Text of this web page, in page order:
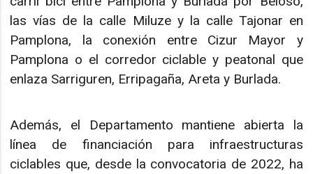
las vías de la calle Miluze y la calle Tajonar en
Pamplona, la conexión entre Cizur Mayor y
Pamplona o el corredor ciclable y peatonal que
enlaza Sarriguren, Erripagaña, Areta y Burlada.
Además, el Departamento mantiene abierta la
línea de financiación para infraestructuras
ciclables que, desde la convocatoria de 2022, ha